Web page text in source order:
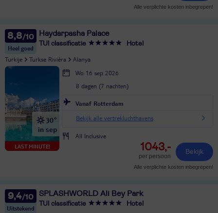
Alle verplichte kosten inbegrepen!
8,8
Heel goed
Haydarpasha Palace
TUI classificatie Hotel
Turkije Turkse Rivièra Alanya
LAST MINUTE!
30°
in sep
Wo 16 sep 2026
8 dagen (7 nachten)
Vanaf Rotterdam
Bekijk alle vertrekluchthavens
All Inclusive
1043,-
per persoon
Bekijk
Alle verplichte kosten inbegrepen!
9,4
Uitstekend
SPLASHWORLD Ali Bey Park
TUI classificatie Hotel